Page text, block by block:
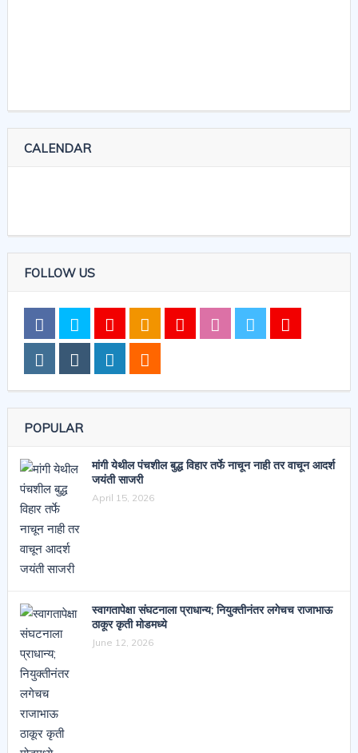
CALENDAR
FOLLOW US
POPULAR
मांगी येथील पंचशील बुद्ध विहार तर्फे नाचून नाही तर वाचून आदर्श
जयंती साजरी
April 15, 2026
स्वागतापेक्षा संघटनाला प्राधान्य; नियुक्तीनंतर लगेचच राजाभाऊ
ठाकूर कृती मोडमध्ये
June 12, 2026